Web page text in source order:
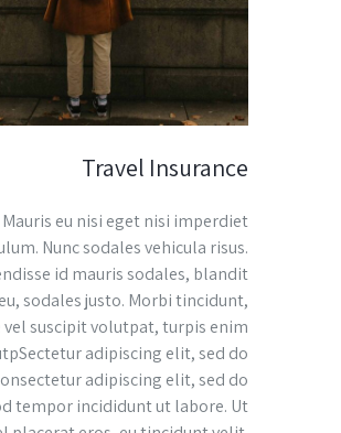
Travel Insurance
Mauris eu nisi eget nisi imperdiet
Nunc sodales vehicula risus.
id mauris sodales, blandit
sodales justo. Morbi tincidunt,
vel suscipit volutpat, turpis enim
adipiscing elit, sed do
adipiscing elit, sed do
tempor incididunt ut labore. Ut